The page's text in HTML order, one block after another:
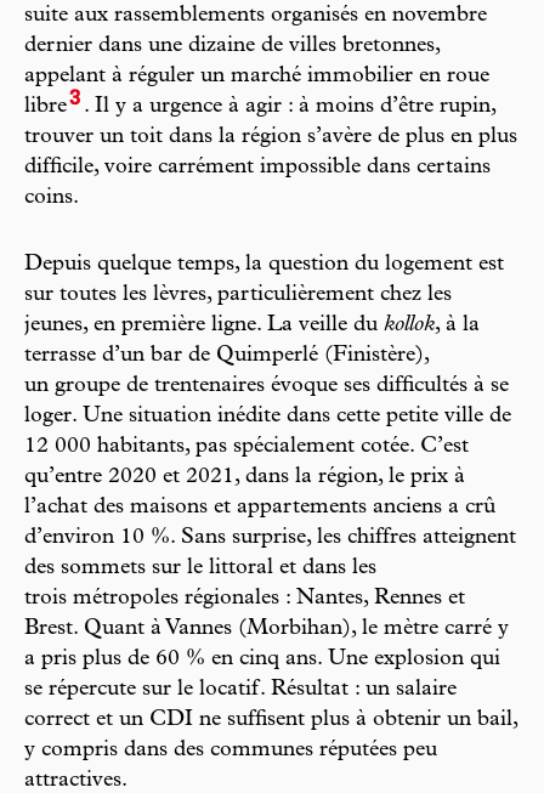
suite aux rassemblements organisés en novembre
dernier dans une dizaine de villes bretonnes,
appelant à réguler un marché immobilier en roue
libre3 . Il y a urgence à agir : à moins d’être rupin,
trouver un toit dans la région s’avère de plus en plus
difficile, voire carrément impossible dans certains
coins.
Depuis quelque temps, la question du logement est
sur toutes les lèvres, particulièrement chez les
jeunes, en première ligne. La veille du kollok, à la
terrasse d’un bar de Quimperlé (Finistère),
un groupe de trentenaires évoque ses difficultés à se
loger. Une situation inédite dans cette petite ville de
12 000 habitants, pas spécialement cotée. C’est
qu’entre 2020 et 2021, dans la région, le prix à
l’achat des maisons et appartements anciens a crû
d’environ 10 %. Sans surprise, les chiffres atteignent
des sommets sur le littoral et dans les
trois métropoles régionales : Nantes, Rennes et
Brest. Quant à Vannes (Morbihan), le mètre carré y
a pris plus de 60 % en cinq ans. Une explosion qui
se répercute sur le locatif. Résultat : un salaire
correct et un CDI ne suffisent plus à obtenir un bail,
y compris dans des communes réputées peu
attractives.